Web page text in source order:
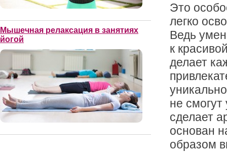
Мышечная релаксация в занятиях
йогой
Это
легко
Ведь
к
делает
не
сделает
основан
образом